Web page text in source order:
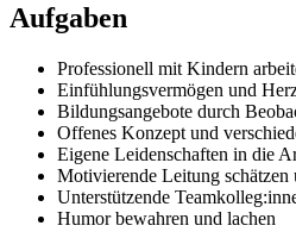
Aufgaben
Professionell mit Kindern
Einfühlungsvermögen und
Bildungsangebote durch
Offenes Konzept und
Eigene Leidenschaften in die
Motivierende Leitung schätzen
Unterstützende
Humor bewahren und lachen